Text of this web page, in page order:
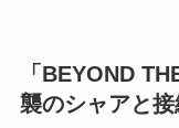
「BEYOND
襲のシャアと